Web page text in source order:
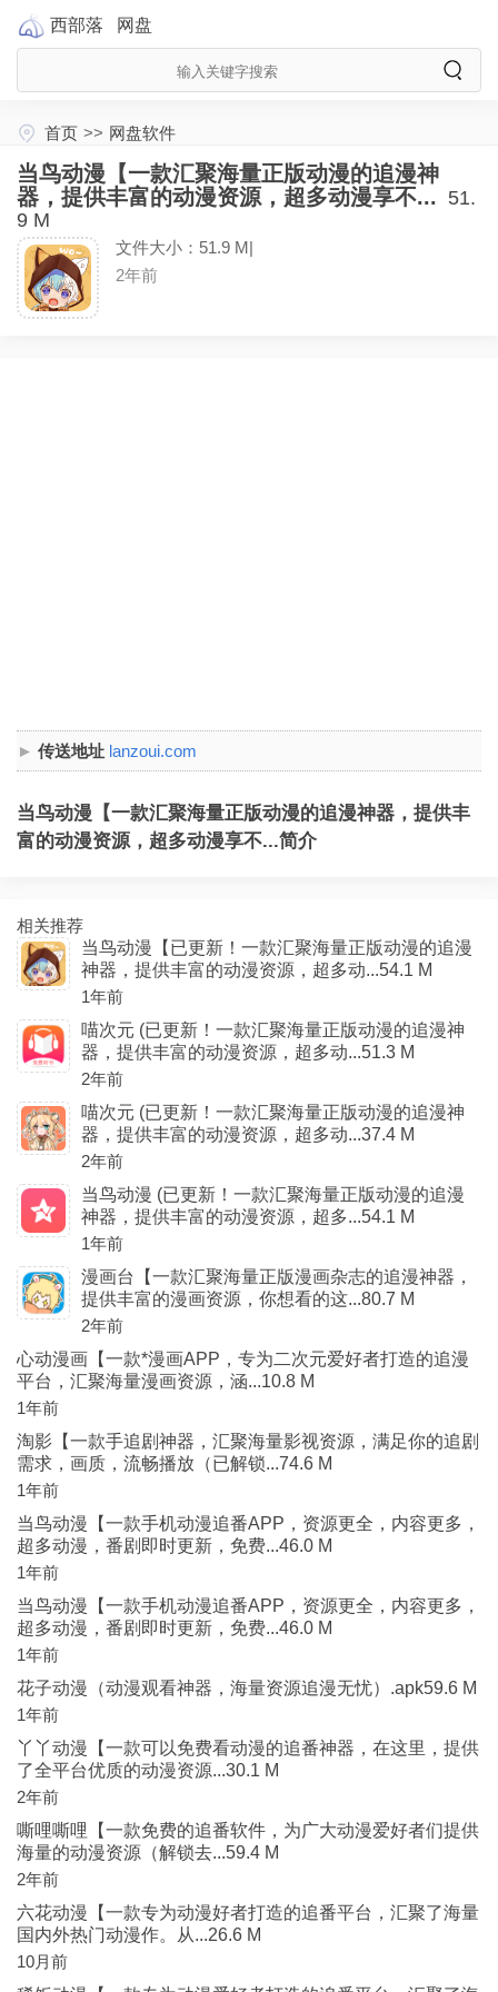
西部落 网盘
首页 >> 网盘软件
当鸟动漫【一款汇聚海量正版动漫的追漫神
器，提供丰富的动漫资源，超多动漫享不... 51.
9 M
文件大小：51.9 M|
2年前
传送地址 lanzoui.com
当鸟动漫【一款汇聚海量正版动漫的追漫神器，提供丰
富的动漫资源，超多动漫享不...简介
相关推荐
当鸟动漫【已更新！一款汇聚海量正版动漫的追漫
神器，提供丰富的动漫资源，超多动...54.1 M
1年前
喵次元 (已更新！一款汇聚海量正版动漫的追漫神
器，提供丰富的动漫资源，超多动...51.3 M
2年前
喵次元 (已更新！一款汇聚海量正版动漫的追漫神
器，提供丰富的动漫资源，超多动...37.4 M
2年前
当鸟动漫 (已更新！一款汇聚海量正版动漫的追漫
神器，提供丰富的动漫资源，超多...54.1 M
1年前
漫画台【一款汇聚海量正版漫画杂志的追漫神器，
提供丰富的漫画资源，你想看的这...80.7 M
2年前
心动漫画【一款*漫画APP，专为二次元爱好者打造的追漫
平台，汇聚海量漫画资源，涵...10.8 M
1年前
淘影【一款手追剧神器，汇聚海量影视资源，满足你的追剧
需求，画质，流畅播放（已解锁...74.6 M
1年前
当鸟动漫【一款手机动漫追番APP，资源更全，内容更多，
超多动漫，番剧即时更新，免费...46.0 M
1年前
当鸟动漫【一款手机动漫追番APP，资源更全，内容更多，
超多动漫，番剧即时更新，免费...46.0 M
1年前
花子动漫（动漫观看神器，海量资源追漫无忧）.apk59.6 M
1年前
丫丫动漫【一款可以免费看动漫的追番神器，在这里，提供
了全平台优质的动漫资源...30.1 M
2年前
嘶哩嘶哩【一款免费的追番软件，为广大动漫爱好者们提供
海量的动漫资源（解锁去...59.4 M
2年前
六花动漫【一款专为动漫好者打造的追番平台，汇聚了海量
国内外热门动漫作。从...26.6 M
10月前